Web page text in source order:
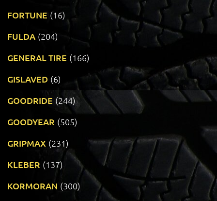
FORTUNE (16)
FULDA (204)
GENERAL TIRE (166)
GISLAVED (6)
GOODRIDE (244)
GOODYEAR (505)
GRIPMAX (231)
KLEBER (137)
KORMORAN (300)